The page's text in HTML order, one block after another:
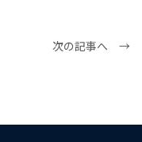
次の記事へ →